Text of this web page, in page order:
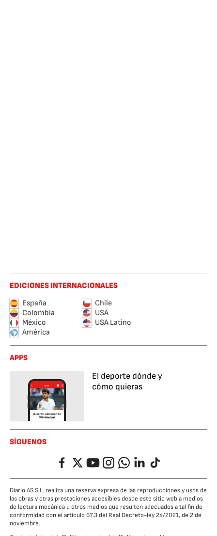
EDICIONES INTERNACIONALES
España
Chile
Colombia
USA
México
USA Latino
América
APPS
El deporte dónde y
cómo quieras
SÍGUENOS
FacebookTwitterYouTubeInstagramWhatsappLinkedIn
TikTok
Diario AS S.L. realiza una reserva expresa de las reproducciones y usos de
las obras y otras prestaciones accesibles desde este sitio web a medios
de lectura mecánica u otros medios que resulten adecuados a tal fin de
conformidad con el artículo 67.3 del Real Decreto-ley 24/2021, de 2 de
noviembre.